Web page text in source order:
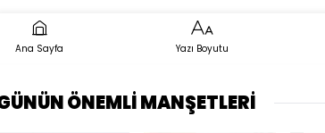
Ana Sayfa Yazı Boyutu
ÖNEMLİ MANŞETLERİ